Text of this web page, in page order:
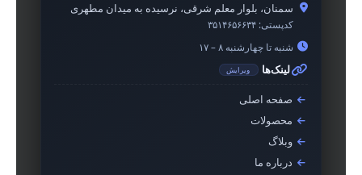
سمنان، بلوار معلم شرقی، نرسیده به میدان مطهری
کدپستی: ۳۵۱۴۶۵۶۶۳۴
شنبه تا چهارشنبه ۸ – ۱۷
لینک‌ها ویرایش
صفحه اصلی
محصولات
وبلاگ
درباره ما